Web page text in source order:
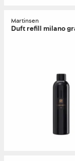
Martinsen
Duft refill milano